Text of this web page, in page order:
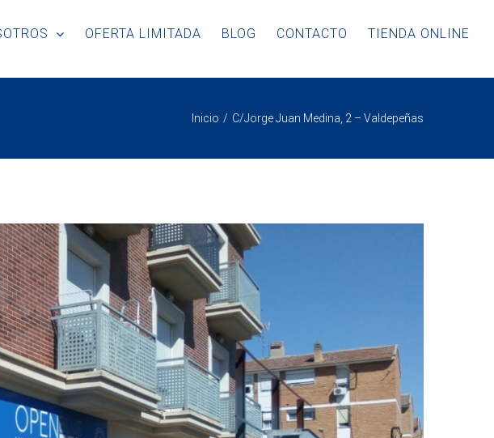
OFERTA LIMITADA BLOG CONTACTO TIENDA ONLINE
Inicio C/Jorge Juan Medina, 2 – Valdepeñas